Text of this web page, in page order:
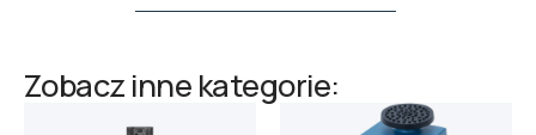
Zobacz inne kategorie: